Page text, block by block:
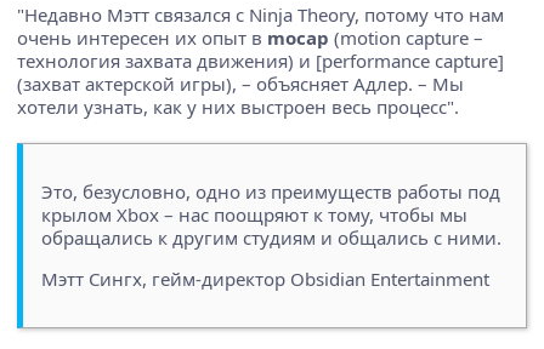
"Недавно Мэтт связался с Ninja Theory, потому что нам
очень интересен их опыт в mocap (motion capture –
технология захвата движения) и [performance capture]
(захват актерской игры), – объясняет Адлер. – Мы
хотели узнать, как у них выстроен весь процесс".
Это, безусловно, одно из преимуществ работы под
крылом Xbox – нас поощряют к тому, чтобы мы
обращались к другим студиям и общались с ними.
Мэтт Сингх, гейм-директор Obsidian Entertainment